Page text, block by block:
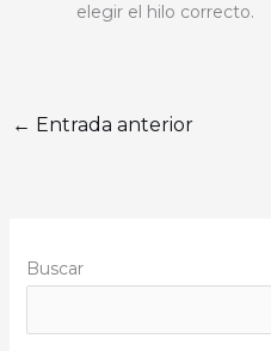
elegir el hilo correcto.
← Entrada anterior
Buscar